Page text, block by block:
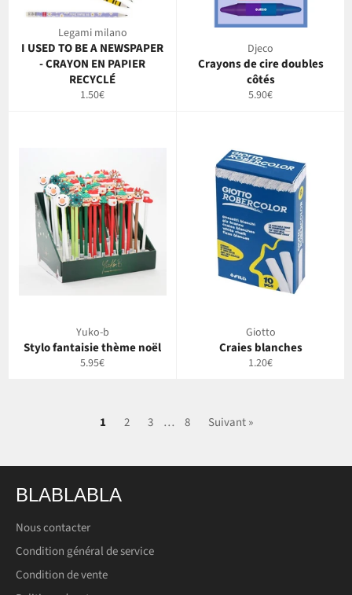
Legami milano
I USED TO BE A NEWSPAPER
- CRAYON EN PAPIER
RECYCLÉ
Prix
1.50€
Djeco
Crayons de cire doubles
côtés
Prix
5.90€
Yuko-b
Stylo fantaisie thème noël
Prix
5.95€
Giotto
Craies blanches
Prix
1.20€
1 2 3 … 8 Suivant »
BLABLABLA
Nous contacter
Condition général de service
Condition de vente